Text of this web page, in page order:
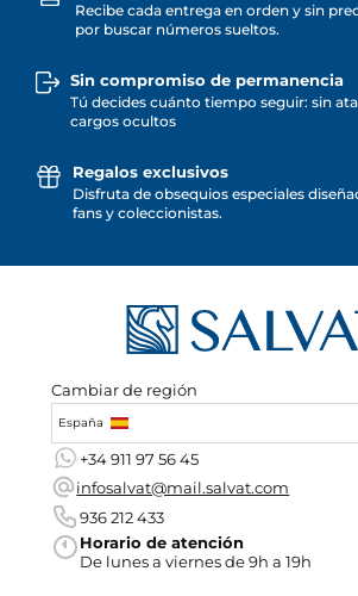
Recibe cada entrega en orden y sin
por buscar números sueltos.
Sin compromiso de permanencia
Tú decides cuánto tiempo seguir: sin
cargos ocultos
Regalos exclusivos
Disfruta de obsequios especiales
fans y coleccionistas.
Cambiar de región
España
+34 911 97 56 45
infosalvat@mail.salvat.com
936 212 433
Horario de atención
De lunes a viernes de 9h a 19h